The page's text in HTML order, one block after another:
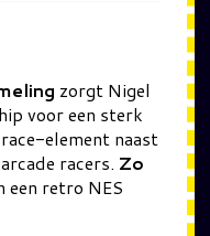
zorgt Nigel
voor een sterk
element naast
racers. Zo
een retro NES